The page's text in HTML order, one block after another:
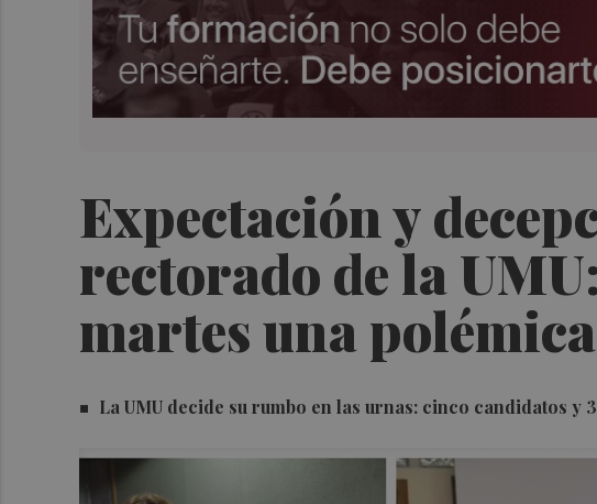
Expectación y
rectorado de la
martes una
La UMU decide su rumbo en las urnas: cinco candidatos